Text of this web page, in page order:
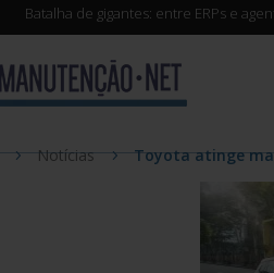
Batalha de gigantes: entre ERPs e
Notícias Toyota atinge